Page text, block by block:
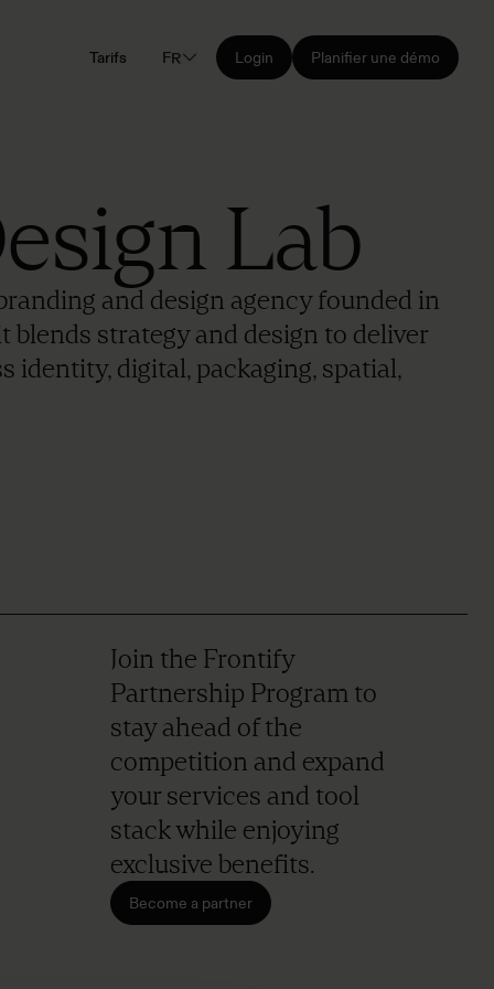
Tarifs FR Login Planifier une démo
Lab
and design agency founded in
blends strategy and design to deliver
identity, digital, packaging, spatial,
Join the Frontify
Partnership Program to
stay ahead of the
competition and expand
your services and tool
stack while enjoying
exclusive benefits.
Become a partner